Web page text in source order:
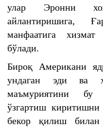
улар Эронни
айлантиришига,
манфаатига
бўлади.
Бироқ Американи
ундаган эди ва
маъмуриятини бу
ўзгартиш
бекор қилиш